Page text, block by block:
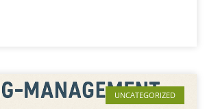
UNCATEGORIZED